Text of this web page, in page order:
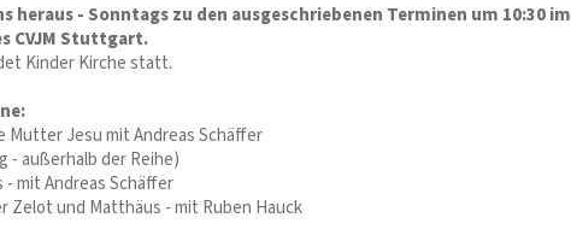
heraus - Sonntags zu den ausgeschriebenen Terminen um 10:30 im
CVJM Stuttgart.
Kinder Kirche statt.
Mutter Jesu mit Andreas Schäffer
- außerhalb der Reihe)
mit Andreas Schäffer
Zelot und Matthäus - mit Ruben Hauck